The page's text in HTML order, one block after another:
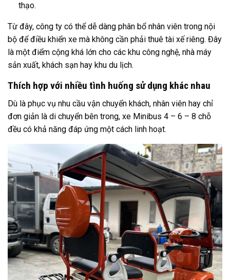
thạo.
Từ đây, công ty có thể dễ dàng phân bổ nhân viên trong nội
bộ để điều khiển xe mà không cần phải thuê tài xế riêng. Đây
là một điểm cộng khá lớn cho các khu công nghệ, nhà máy
sản xuất, khách sạn hay khu du lịch.
Thích hợp với nhiều tình huống sử dụng khác nhau
Dù là phục vụ nhu cầu vận chuyển khách, nhân viên hay chỉ
đơn giản là di chuyển bên trong, xe Minibus 4 – 6 – 8 chỗ
đều có khả năng đáp ứng một cách linh hoạt.